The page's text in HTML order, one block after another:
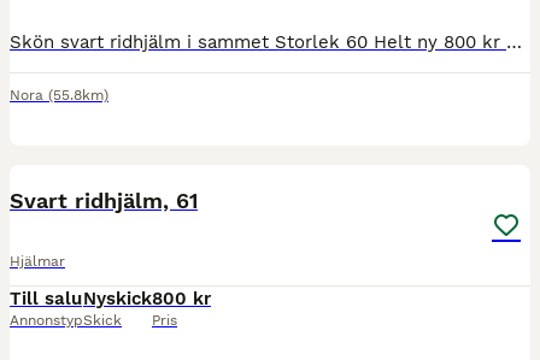
Skön svart ridhjälm i sammet Storlek 60 Helt ny 800 kr st. Kan skickas om köparen står för frakten. Betalas med swish Skickas med Postnord eller DHL.
Nora (55.8km)
Svart ridhjälm, 61
Hjälmar
Till salu
Annonstyp
Nyskick
Skick
800 kr
Pris